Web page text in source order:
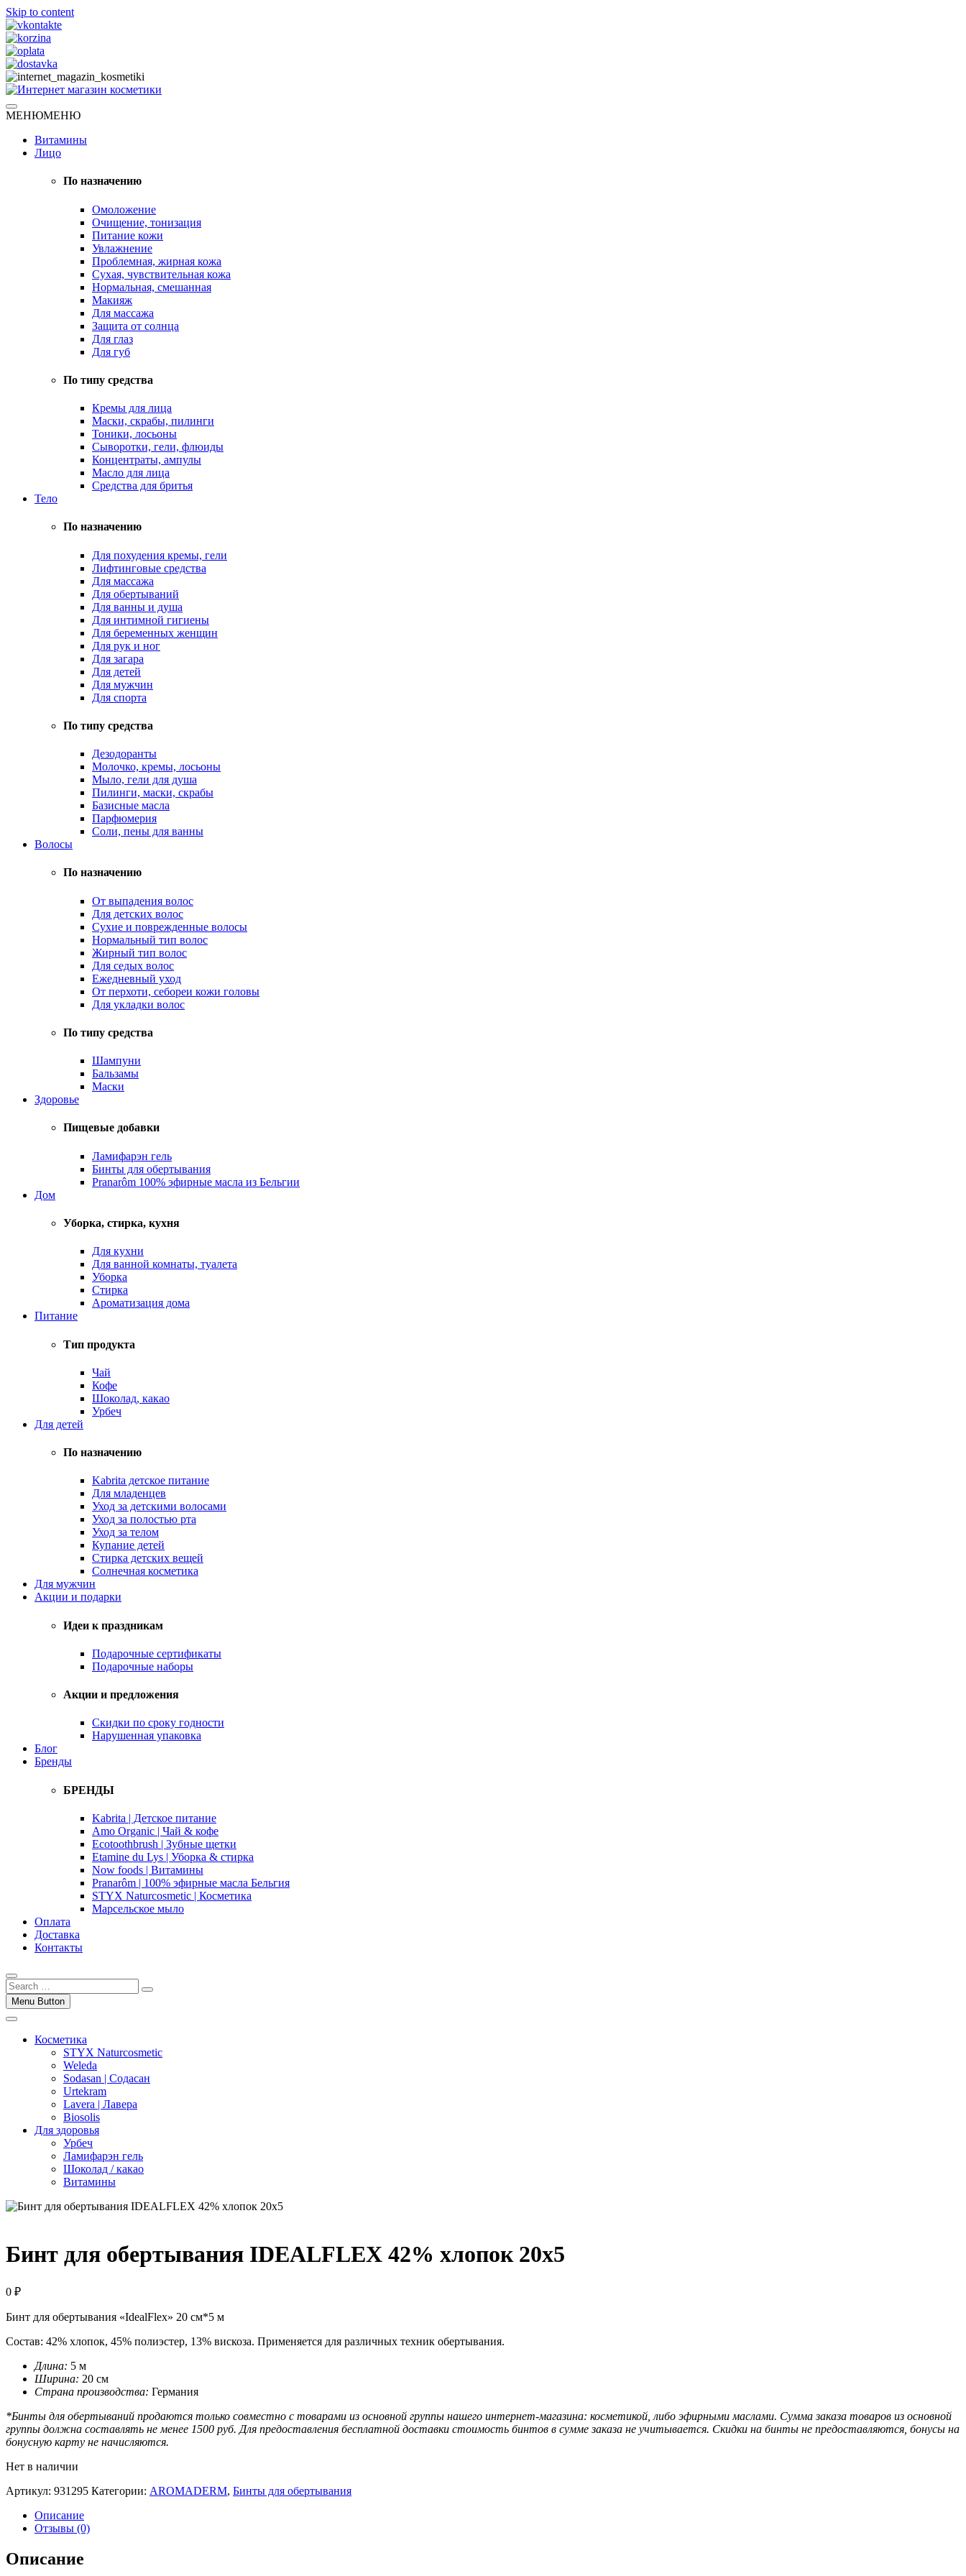
Skip to content
Интернет магазин косметики
Натуральная косметика
МЕНЮМЕНЮ
Витамины
Лицо
По назначению
Омоложение
Очищение, тонизация
Питание кожи
Увлажнение
Проблемная, жирная кожа
Сухая, чувствительная кожа
Нормальная, смешанная
Макияж
Для массажа
Защита от солнца
Для глаз
Для губ
По типу средства
Кремы для лица
Маски, скрабы, пилинги
Тоники, лосьоны
Сыворотки, гели, флюиды
Концентраты, ампулы
Масло для лица
Средства для бритья
Тело
По назначению
Для похудения кремы, гели
Лифтинговые средства
Для массажа
Для обертываний
Для ванны и душа
Для интимной гигиены
Для беременных женщин
Для рук и ног
Для загара
Для детей
Для мужчин
Для спорта
По типу средства
Дезодоранты
Молочко, кремы, лосьоны
Мыло, гели для душа
Пилинги, маски, скрабы
Базисные масла
Парфюмерия
Соли, пены для ванны
Волосы
По назначению
От выпадения волос
Для детских волос
Сухие и поврежденные волосы
Нормальный тип волос
Жирный тип волос
Для седых волос
Ежедневный уход
От перхоти, себореи кожи головы
Для укладки волос
По типу средства
Шампуни
Бальзамы
Маски
Здоровье
Пищевые добавки
Ламифарэн гель
Бинты для обертывания
Pranarôm 100% эфирные масла из Бельгии
Дом
Уборка, стирка, кухня
Для кухни
Для ванной комнаты, туалета
Уборка
Стирка
Ароматизация дома
Питание
Тип продукта
Чай
Кофе
Шоколад, какао
Урбеч
Для детей
По назначению
Kabrita детское питание
Для младенцев
Уход за детскими волосами
Уход за полостью рта
Уход за телом
Купание детей
Стирка детских вещей
Солнечная косметика
Для мужчин
Акции и подарки
Идеи к праздникам
Подарочные сертификаты
Подарочные наборы
Акции и предложения
Скидки по сроку годности
Нарушенная упаковка
Блог
Бренды
БРЕНДЫ
Kabrita | Детское питание
Amo Organic | Чай & кофе
Ecotoothbrush | Зубные щетки
Etamine du Lys | Уборка & стирка
Now foods | Витамины
Pranarôm | 100% эфирные масла Бельгия
STYX Naturcosmetic | Косметика
Марсельское мыло
Оплата
Доставка
Контакты
Menu Button
Косметика
STYX Naturcosmetic
Weleda
Sodasan | Содасан
Urtekram
Lavera | Лавера
Biosolis
Для здоровья
Урбеч
Ламифарэн гель
Шоколад / какао
Витамины
Бинт для обертывания IDEALFLEX 42% хлопок 20х5
0 ₽
Бинт для обертывания «IdealFlex» 20 см*5 м
Состав: 42% хлопок, 45% полиэстер, 13% вискоза. Применяется для различных техник обертывания.
Длина: 5 м
Ширина: 20 см
Страна производства: Германия
*Бинты для обертываний продаются только совместно с товарами из основной группы нашего интернет-магазина: косметикой, либо эфирными маслами. Сумма заказа товаров из основной
группы должна составлять не менее 1500 руб. Для предоставления бесплатной доставки стоимость бинтов в сумме заказа не учитывается. Скидки на бинты не предоставляются, бонусы на
бонусную карту не начисляются.
Нет в наличии
Артикул: 931295 Категории: AROMADERM, Бинты для обертывания
Описание
Отзывы (0)
Описание